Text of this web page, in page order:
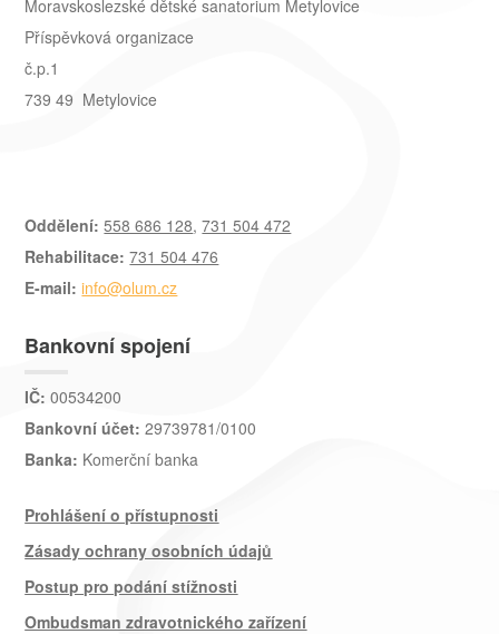
Moravskoslezské dětské sanatorium Metylovice
Příspěvková organizace
č.p.1
739 49 Metylovice
Oddělení: 558 686 128,731 504 472
Rehabilitace: 731 504 476
E-mail: info@olum.cz
Bankovní spojení
IČ: 00534200
Bankovní účet: 29739781/0100
Banka: Komerční banka
Prohlášení o přístupnosti
Zásady ochrany osobních údajů
Postup pro podání stížnosti
Ombudsman zdravotnického zařízení